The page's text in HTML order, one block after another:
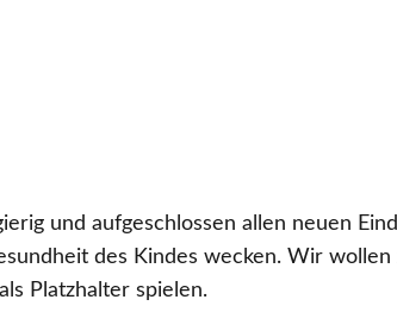
und aufgeschlossen allen neuen
des Kindes wecken. Wir
Platzhalter spielen.